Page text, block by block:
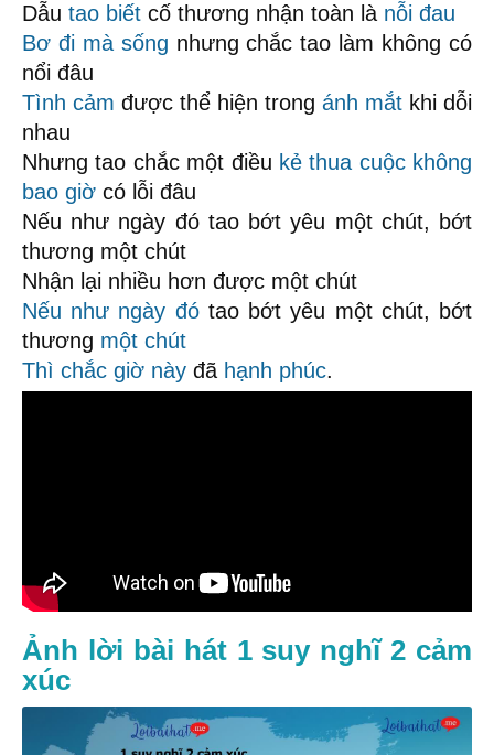
Dẫu tao biết cố thương nhận toàn là nỗi đau
Bơ đi mà sống nhưng chắc tao làm không có
nổi đâu
Tình cảm được thể hiện trong ánh mắt khi dỗi
nhau
Nhưng tao chắc một điều kẻ thua cuộc không
bao giờ có lỗi đâu
Nếu như ngày đó tao bớt yêu một chút, bớt
thương một chút
Nhận lại nhiều hơn được một chút
Nếu như ngày đótao bớt yêu một chút, bớt
thương một chút
Thì chắc giờ này đã hạnh phúc.
Ảnh lời bài hát 1 suy nghĩ 2 cảm
xúc